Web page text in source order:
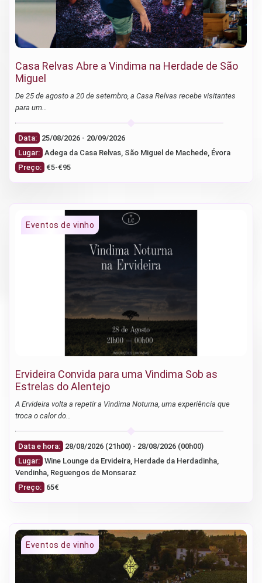
Casa Relvas Abre a Vindima na Herdade de São
Miguel
De 25 de agosto a 20 de setembro, a Casa Relvas recebe visitantes
para um…
Data:
25/08/2026 - 20/09/2026
Lugar:
Adega da Casa Relvas, São Miguel de Machede, Évora
Preço: €5-€95
Ervideira Convida para uma Vindima Sob as
Estrelas do Alentejo
A Ervideira volta a repetir a Vindima Noturna, uma experiência que
troca o calor do…
Data e hora:
28/08/2026 (21h00) - 28/08/2026 (00h00)
Lugar: Wine Lounge da Ervideira, Herdade da Herdadinha,
Vendinha, Reguengos de Monsaraz
Preço: 65€